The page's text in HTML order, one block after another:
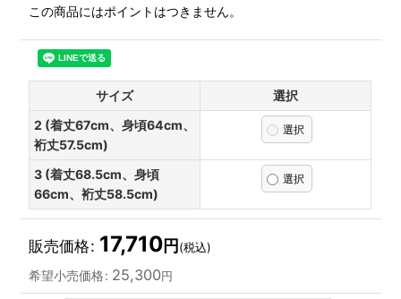
この商品にはポイントはつきません。
サイズ
選択
2 (着丈67cm、身頃64cm、
裄丈57.5cm)
3 (着丈68.5cm、身頃
66cm、裄丈58.5cm)
販売価格: 17,710円(税込)
希望小売価格: 25,300円